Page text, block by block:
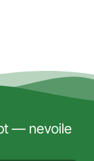
— nevoile